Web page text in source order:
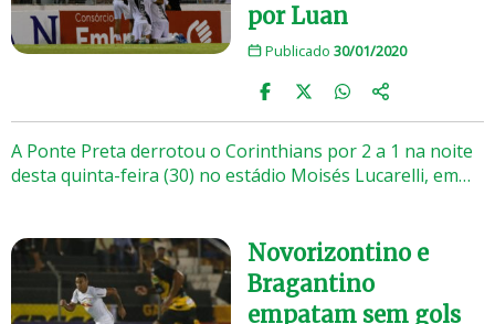
por Luan
Publicado 30/01/2020
A Ponte Preta derrotou o Corinthians por 2 a 1 na noite
desta quinta-feira (30) no estádio Moisés Lucarelli, em…
Novorizontino e
Bragantino
empatam sem gols